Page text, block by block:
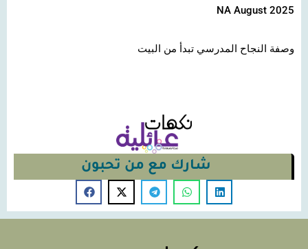
NA August 2025
وصفة النجاح المدرسي تبدأ من البيت
شارك مع من تحبون